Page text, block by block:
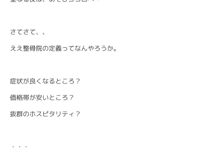
さてさて、、
ええ整骨院の定義ってなんやろうか。
症状が良くなるところ？
価格帯が安いところ？
抜群のホスピタリティ？
・・・